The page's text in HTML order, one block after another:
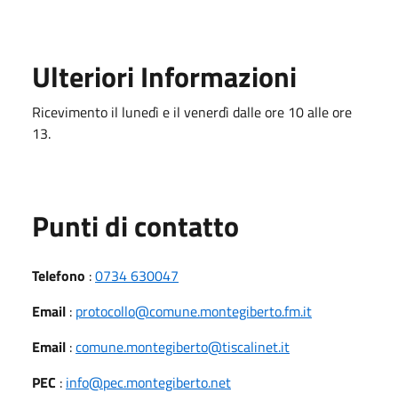
Ulteriori Informazioni
Ricevimento il lunedì e il venerdì dalle ore 10 alle ore
13.
Punti di contatto
Telefono :0734 630047
Email : protocollo@comune.montegiberto.fm.it
Email :comune.montegiberto@tiscalinet.it
PEC : info@pec.montegiberto.net